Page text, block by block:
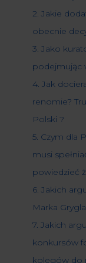
2. Jakie
obecnie
3. Jako
podejmując
4. Jak
renomie?
Polski ?
5. Czym dla
musi
powiedzieć
6. Jakich
Marka
7. Jakich
konkursów
kolegów do